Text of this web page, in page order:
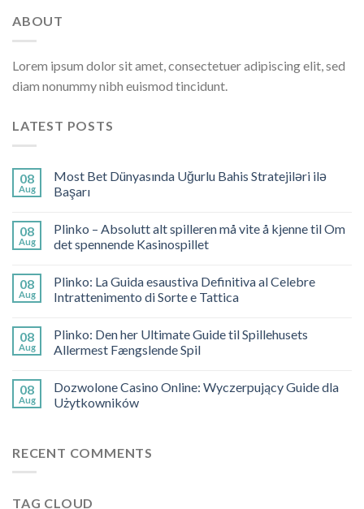
ABOUT
Lorem ipsum dolor sit amet, consectetuer adipiscing elit, sed
diam nonummy nibh euismod tincidunt.
LATEST POSTS
08
Aug
Most Bet Dünyasında Uğurlu Bahis Stratejiləri ilə
Başarı
08
Aug
Plinko – Absolutt alt spilleren må vite å kjenne til Om
det spennende Kasinospillet
08
Aug
Plinko: La Guida esaustiva Definitiva al Celebre
Intrattenimento di Sorte e Tattica
08
Aug
Plinko: Den her Ultimate Guide til Spillehusets
Allermest Fængslende Spil
08
Aug
Dozwolone Casino Online: Wyczerpujący Guide dla
Użytkowników
RECENT COMMENTS
TAG CLOUD